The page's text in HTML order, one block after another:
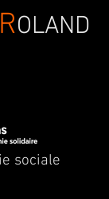
ROLAND
sociale